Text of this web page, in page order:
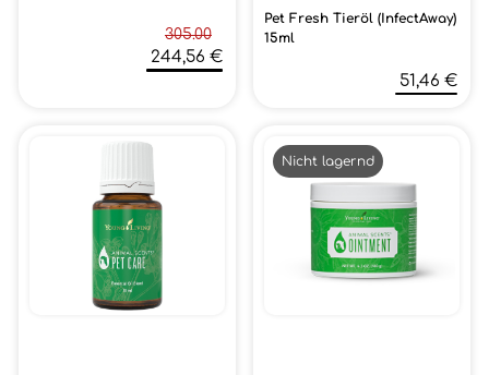
305.00
244,56 €
Pet Fresh Tieröl (InfectAway)
15ml
51,46 €
Nicht lagernd